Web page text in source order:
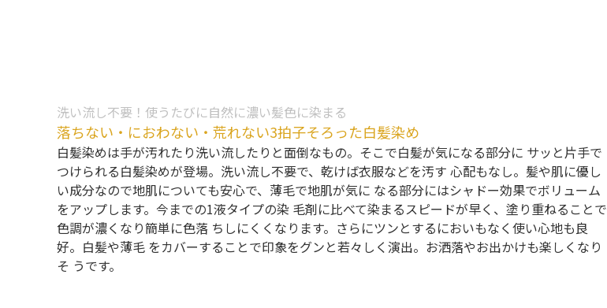
洗い流し不要！使うたびに自然に濃い髪色に染まる
落ちない・におわない・荒れない3拍子そろった白髪染め
白髪染めは手が汚れたり洗い流したりと面倒なもの。そこで白髪が気になる部分に サッと片手で
つけられる白髪染めが登場。洗い流し不要で、乾けば衣服などを汚す 心配もなし。髪や肌に優し
い成分なので地肌についても安心で、薄毛で地肌が気に なる部分にはシャドー効果でボリューム
をアップします。今までの1液タイプの染 毛剤に比べて染まるスピードが早く、塗り重ねることで
色調が濃くなり簡単に色落 ちしにくくなります。さらにツンとするにおいもなく使い心地も良
好。白髪や薄毛 をカバーすることで印象をグンと若々しく演出。お洒落やお出かけも楽しくなり
そ うです。